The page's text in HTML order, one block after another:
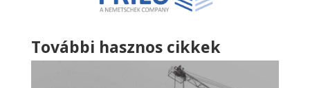
További hasznos cikkek